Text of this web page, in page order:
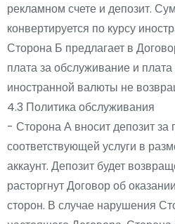
рекламном счете и депозит.
конвертируется по курсу
Сторона Б предлагает в
плата за обслуживание и
иностранной валюты не
4.3 Политика обслуживания
- Сторона А вносит депозит за
соответствующей услуги в
аккаунт. Депозит будет
расторгнут Договор об
сторон. В случае нарушения